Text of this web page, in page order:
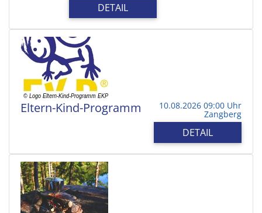
DETAIL
Eltern-Kind-Programm 10.08.2026 09:00 Uhr
Zangberg
DETAIL